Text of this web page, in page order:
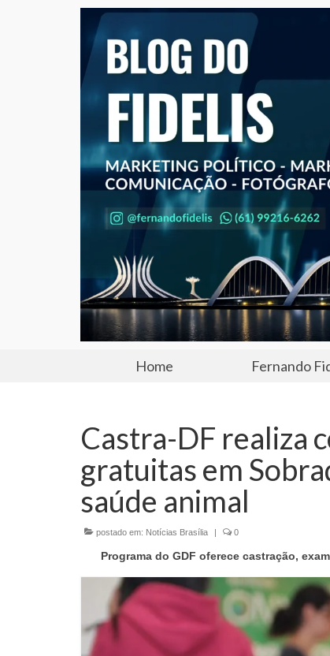
Home Fernando
Castra-DF realiza
gratuitas em
saúde animal
postado em: Notícias Brasília | 0
Programa do GDF oferece castração,